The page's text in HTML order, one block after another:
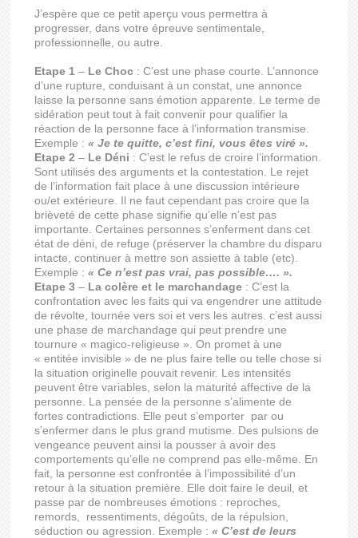
J’espère que ce petit aperçu vous permettra à
progresser, dans votre épreuve sentimentale,
professionnelle, ou autre.
Etape 1 – Le Choc : C’est une phase courte. L’annonce
d’une rupture, conduisant à un constat, une annonce
laisse la personne sans émotion apparente. Le terme de
sidération peut tout à fait convenir pour qualifier la
réaction de la personne face à l’information transmise.
Exemple :« Je te quitte, c’est fini, vous êtes viré ».
Etape 2 – Le Déni : C’est le refus de croire l’information.
Sont utilisés des arguments et la contestation. Le rejet
de l’information fait place à une discussion intérieure
ou/et extérieure. Il ne faut cependant pas croire que la
brièveté de cette phase signifie qu’elle n’est pas
importante. Certaines personnes s’enferment dans cet
état de déni, de refuge (préserver la chambre du disparu
intacte, continuer à mettre son assiette à table (etc).
Exemple :« Ce n’est pas vrai, pas possible…. ».
Etape 3 – La colère et le marchandage : C’est la
confrontation avec les faits qui va engendrer une attitude
de révolte, tournée vers soi et vers les autres. c’est aussi
une phase de marchandage qui peut prendre une
tournure « magico-religieuse ». On promet à une
« entitée invisible » de ne plus faire telle ou telle chose si
la situation originelle pouvait revenir. Les intensités
peuvent être variables, selon la maturité affective de la
personne. La pensée de la personne s’alimente de
fortes contradictions. Elle peut s’emporter par ou
s’enfermer dans le plus grand mutisme. Des pulsions de
vengeance peuvent ainsi la pousser à avoir des
comportements qu’elle ne comprend pas elle-même. En
fait, la personne est confrontée à l’impossibilité d’un
retour à la situation première. Elle doit faire le deuil, et
passe par de nombreuses émotions : reproches,
remords, ressentiments, dégoûts, de la répulsion,
séduction ou agression. Exemple :« C’est de leurs